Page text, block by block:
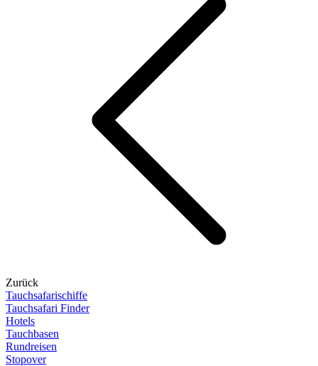
Zurück
Tauchsafarischiffe
Tauchsafari Finder
Hotels
Tauchbasen
Rundreisen
Stopover